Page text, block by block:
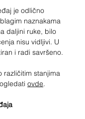
je odlično
naznakama
daljini ruke, bilo
nisu vidljivi. U
i radi savršeno.
različitim stanjima
ovde.